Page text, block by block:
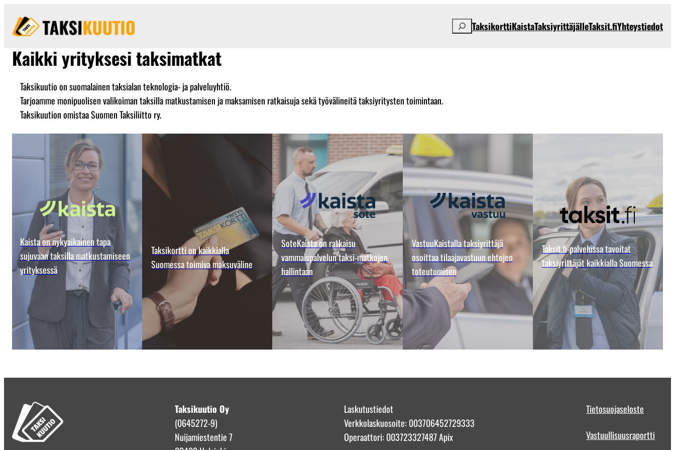
Etsi TaksikorttiKaistaTaksiyrittäjälleTaksit.fiYhteystiedot
Kaikki yrityksesi taksimatkat
Taksikuutio on suomalainen taksialan teknologia- ja palveluyhtiö.
Tarjoamme monipuolisen valikoiman taksilla matkustamisen ja maksamisen ratkaisuja sekä työvälineitä taksiyritysten toimintaan.
Taksikuution omistaa Suomen Taksiliitto ry.
Kaista on nykyaikainen tapa
sujuvaan taksilla matkustamiseen
yrityksessä
Taksikortti on kaikkialla
Suomessa toimiva maksuväline
SoteKaista on ratkaisu
vammaispalvelun taksi-matkojen
hallintaan
VastuuKaistalla taksiyrittäjä
osoittaa tilaajavastuun ehtojen
toteutumisen
Taksit.fi-palvelussa tavoitat
taksiyrittäjät kaikkialla Suomessa
Taksikuutio Oy
(0645272-9)
Nuijamiestentie 7
Laskutustiedot
Verkkolaskuosoite: 003706452729333
Operaattori: 003723327487 Apix
Tietosuojaseloste
Vastuullisuusraportti